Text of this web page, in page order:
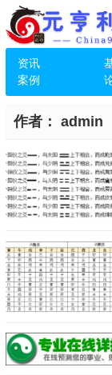
资讯
案例
作者： admin